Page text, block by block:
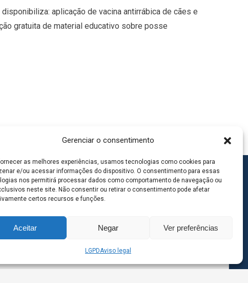
Gerenciar o consentimento
as melhores experiências, usamos tecnologias como cookies para
e/ou acessar informações do dispositivo. O consentimento para essas
nos permitirá processar dados como comportamento de navegação ou
neste site. Não consentir ou retirar o consentimento pode afetar
certos recursos e funções.
Aceitar Negar Ver preferências
LGPDAviso legal
aplicação de vacina antirrábica de cães e
gratuita de material educativo sobre posse